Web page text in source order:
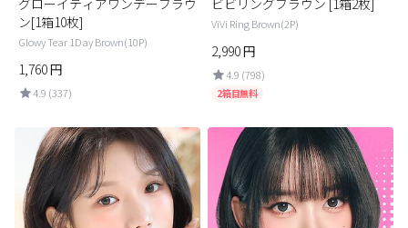
グローイティアワンデーブラウ
ン[1箱10枚]
Glowy Tear 1Day Brown(10P)
1,760円
4.9 (337)
ビビリングブラウン [1箱2枚]
ViVi Ring Brown(2P)
2,990円
4.9 (798)
2箱目無料